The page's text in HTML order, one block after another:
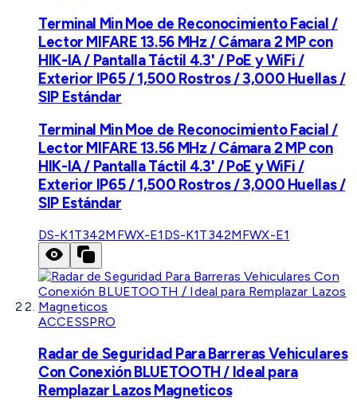
Terminal Min Moe de Reconocimiento Facial /
Lector MIFARE 13.56 MHz / Cámara 2 MP con
HIK-IA / Pantalla Táctil 4.3' / PoE y WiFi /
Exterior IP65 / 1,500 Rostros / 3,000 Huellas /
SIP Estándar
Terminal Min Moe de Reconocimiento Facial /
Lector MIFARE 13.56 MHz / Cámara 2 MP con
HIK-IA / Pantalla Táctil 4.3' / PoE y WiFi /
Exterior IP65 / 1,500 Rostros / 3,000 Huellas /
SIP Estándar
DS-K1T342MFWX-E1 DS-K1T342MFWX-E1
ACCESSPRO
Radar de Seguridad Para Barreras Vehiculares
Con Conexión BLUETOOTH / Ideal para
Remplazar Lazos Magneticos